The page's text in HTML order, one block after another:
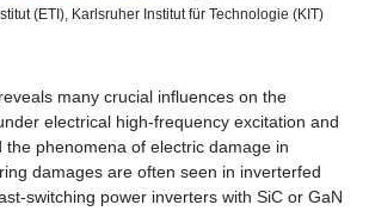
(ETI), Karlsruher Institut für Technologie (KIT)
many crucial influences on the
electrical high-frequency excitation and
the phenomena of electric damage in
damages are often seen in inverterfed
switching power inverters with SiC or GaN